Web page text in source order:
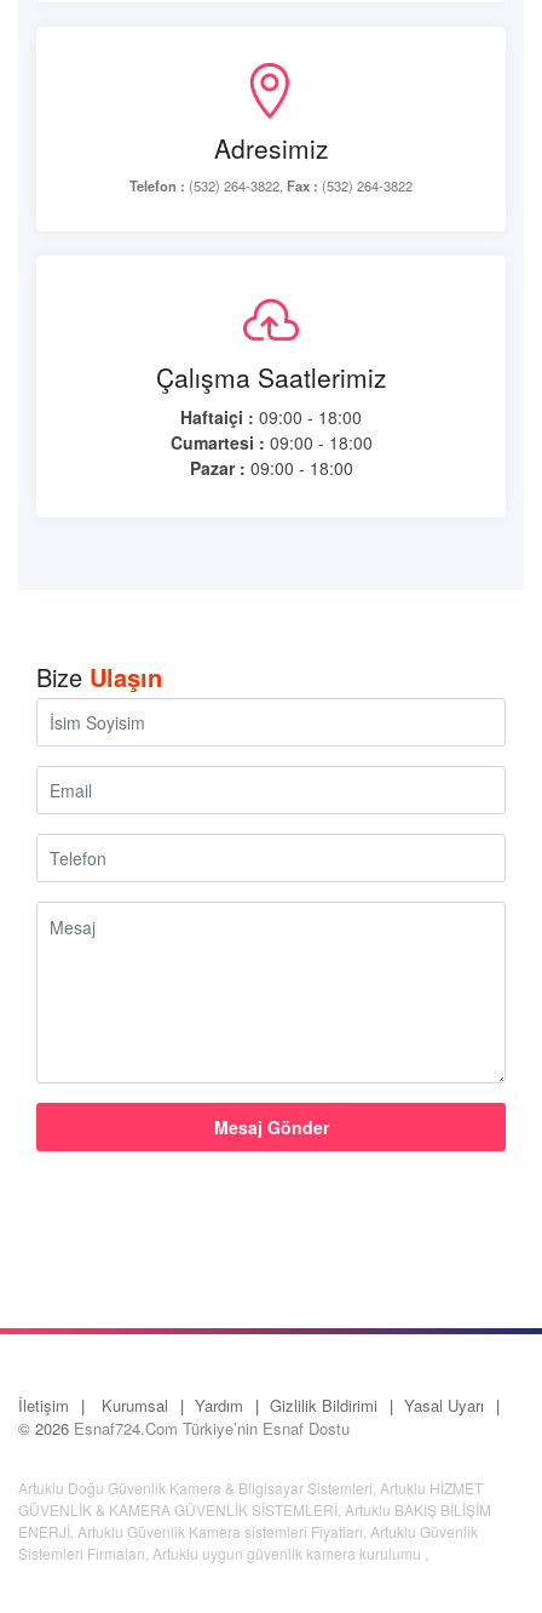
Adresimiz
Telefon : (532) 264-3822, Fax : (532) 264-3822
Çalışma Saatlerimiz
Haftaiçi : 09:00 - 18:00
Cumartesi : 09:00 - 18:00
Pazar : 09:00 - 18:00
Bize Ulaşın
İletişim Kurumsal Yardım Gizlilik Bildirimi
Yasal Uyarı
© 2026 Esnaf724.Com Türkiye’nin Esnaf Dostu
Artuklu Doğu Güvenlik Kamera & Bilgisayar Sistemleri Artuklu HİZMET
GÜVENLİK & KAMERA GÜVENLİK SİSTEMLERİ Artuklu BAKIŞ BİLİŞİM
ENERJİ Artuklu Güvenlik Kamera sistemleri Fiyatları Artuklu Güvenlik
Sistemleri Firmaları Artuklu uygun güvenlik kamera kurulumu